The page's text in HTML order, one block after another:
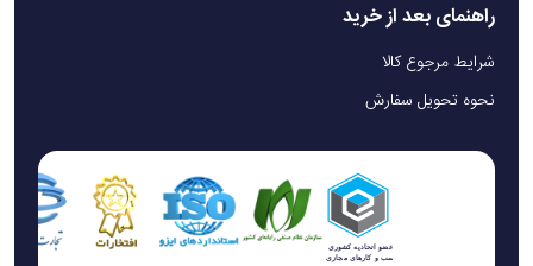
راهنمای بعد از خرید
شرایط مرجوع کالا
نحوه تحویل سفارش